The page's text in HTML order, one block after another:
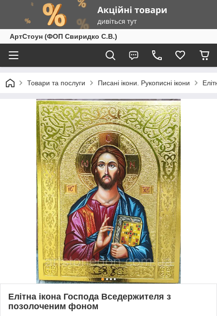
АртСтоун (ФОП Свиридко С.В.)
Товари та послуги Писані ікони. Рукописні ікони
Елітна ікона Господа Вседержителя з
позолоченим фоном